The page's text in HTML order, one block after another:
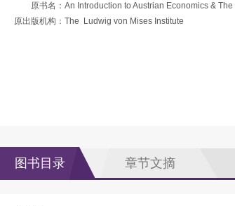
原书名：An Introduction to Austrian Economics &
原出版机构：The Ludwig von Mises Institute
图书目录 章节文摘